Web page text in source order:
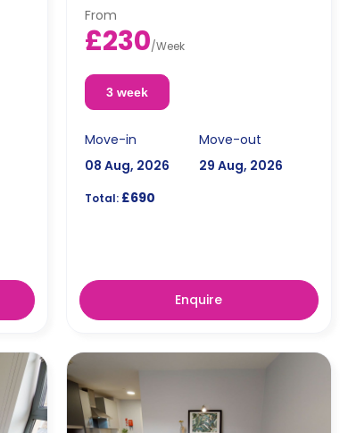
From
£230/Week
3 week
Move-in
08 Aug, 2026
Move-out
29 Aug, 2026
Total: £690
Enquire